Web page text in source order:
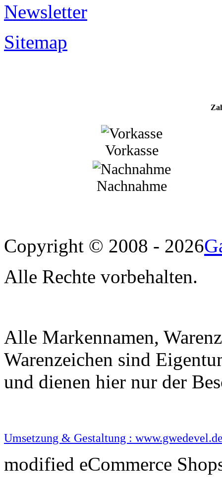
Newsletter
Sitemap
Vorkasse
Nachnahme
Copyright © 2008 - 2026
Alle Rechte vorbehalten.
Alle Markennamen,
Warenzeichen sind
und dienen hier nur der
Umsetzung & Gestaltung :
modified eCommerce